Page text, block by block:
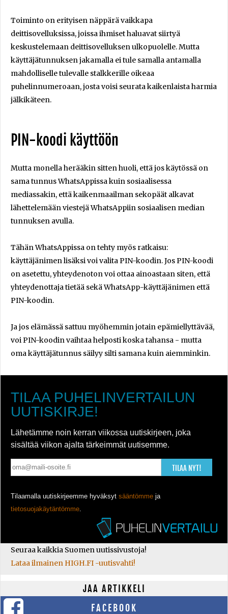
Toiminto on erityisen näppärä vaikkapa
deittisovelluksissa, joissa ihmiset haluavat siirtyä
keskustelemaan deittisovelluksen ulkopuolelle. Mutta
käyttäjätunnuksen jakamalla ei tule samalla antamalla
mahdolliselle tulevalle stalkkerille oikeaa
puhelinnumeroaan, josta voisi seurata kaikenlaista harmia
jälkikäteen.
PIN-koodi käyttöön
Mutta monella herääkin sitten huoli, että jos käytössä on
sama tunnus WhatsAppissa kuin sosiaalisessa
mediassakin, että kaikenmaailman sekopäät alkavat
lähettelemään viestejä WhatsAppiin sosiaalisen median
tunnuksen avulla.
Tähän WhatsAppissa on tehty myös ratkaisu:
käyttäjänimen lisäksi voi valita PIN-koodin. Jos PIN-koodi
on asetettu, yhteydenoton voi ottaa ainoastaan siten, että
yhteydenottaja tietää sekä WhatsApp-käyttäjänimen että
PIN-koodin.
Ja jos elämässä sattuu myöhemmin jotain epämiellyttävää,
voi PIN-koodin vaihtaa helposti koska tahansa - mutta
oma käyttäjätunnus säilyy silti samana kuin aiemminkin.
TILAA PUHELINVERTAILUN
UUTISKIRJE!
Lähetämme noin kerran viikossa uutiskirjeen, joka
sisältää viikon ajalta tärkeimmät uutisemme.
TILAA NYT!
Tilaamalla uutiskirjeemme hyväksyt sääntömme ja
tietosuojakäytäntömme
Seuraa kaikkia Suomen uutissivustoja!
Lataa ilmainen HIGH.FI -uutisvahti!
JAA ARTIKKELI
FACEBOOK